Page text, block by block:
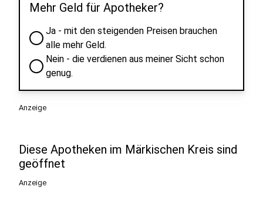
Mehr Geld für Apotheker?
Ja - mit den steigenden Preisen brauchen
alle mehr Geld.
Nein - die verdienen aus meiner Sicht schon
genug.
Anzeige
Diese Apotheken im Märkischen Kreis sind
geöffnet
Anzeige